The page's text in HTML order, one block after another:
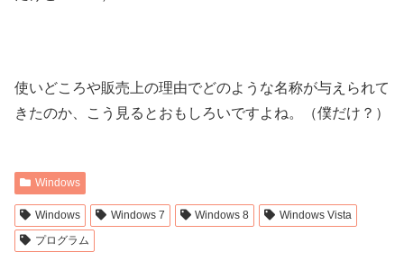
使いどころや販売上の理由でどのような名称が与えられて
きたのか、こう見るとおもしろいですよね。（僕だけ？）
Windows
Windows Windows 7 Windows 8
Windows Vista
プログラム